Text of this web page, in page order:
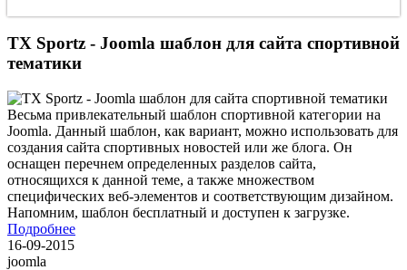
TX Sportz - Joomla шаблон для сайта спортивной
тематики
Весьма привлекательный шаблон спортивной категории на
Joomla. Данный шаблон, как вариант, можно использовать для
создания сайта спортивных новостей или же блога. Он
оснащен перечнем определенных разделов сайта,
относящихся к данной теме, а также множеством
специфических веб-элементов и соответствующим дизайном.
Напомним, шаблон бесплатный и доступен к загрузке.
Подробнее
16-09-2015
joomla